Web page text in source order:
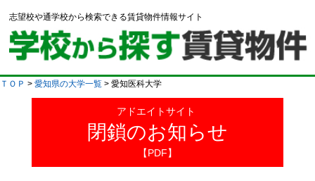
志望校や通学校から検索できる賃貸物件情報サイト
ＴＯＰ > 愛知県の大学一覧 > 愛知医科大学
アドエイトサイト
閉鎖のお知らせ
【PDF】